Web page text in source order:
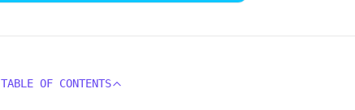
TABLE OF CONTENTS